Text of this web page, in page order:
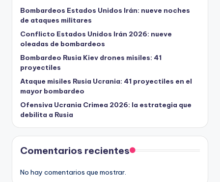
Bombardeos Estados Unidos Irán: nueve noches
de ataques militares
Conflicto Estados Unidos Irán 2026: nueve
oleadas de bombardeos
Bombardeo Rusia Kiev drones misiles: 41
proyectiles
Ataque misiles Rusia Ucrania: 41 proyectiles en el
mayor bombardeo
Ofensiva Ucrania Crimea 2026: la estrategia que
debilita a Rusia
Comentarios recientes
No hay comentarios que mostrar.